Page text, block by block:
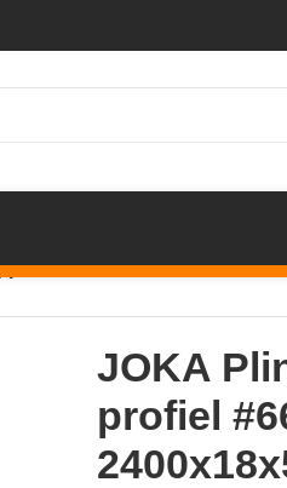
#660 FO8860 FO
JOKA
profiel